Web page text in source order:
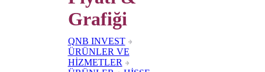
Grafiği
QNB INVEST
ÜRÜNLER VE
HİZMETLER